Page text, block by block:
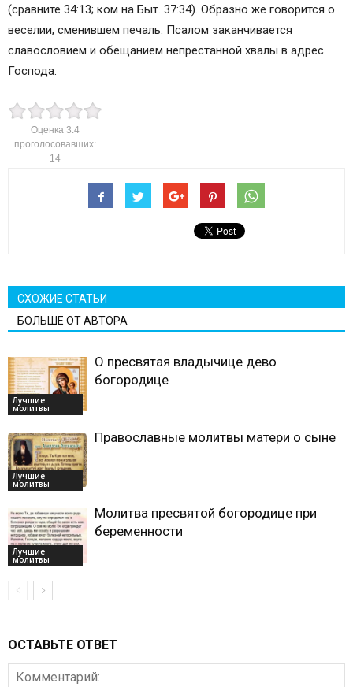
(сравните 34:13; ком на Быт. 37:34). Образно же говорится о
веселии, сменившем печаль. Псалом заканчивается
славословием и обещанием непрестанной хвалы в адрес
Господа.
Оценка 3.4
проголосовавших:
14
СХОЖИЕ СТАТЬИ
БОЛЬШЕ ОТ АВТОРА
Лучшие
молитвы
О пресвятая владычице дево
богородице
Лучшие
молитвы
Православные молитвы матери о сыне
Лучшие
молитвы
Молитва пресвятой богородице при
беременности
ОСТАВЬТЕ ОТВЕТ